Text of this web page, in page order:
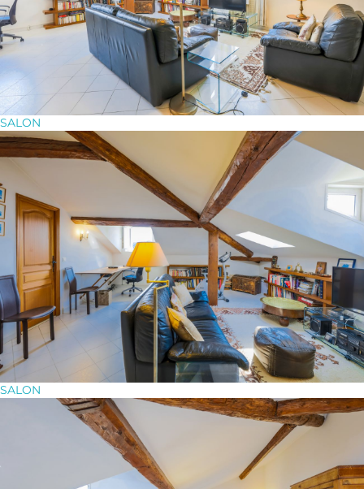
SALON
SALON